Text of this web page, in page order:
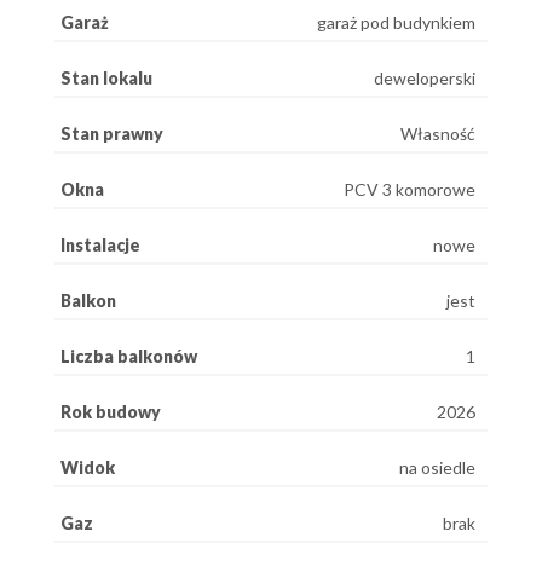
Garaż garaż pod budynkiem
Stan lokalu deweloperski
Stan prawny Własność
Okna PCV 3 komorowe
Instalacje nowe
Balkon jest
Liczba balkonów 1
Rok budowy 2026
Widok na osiedle
Gaz brak